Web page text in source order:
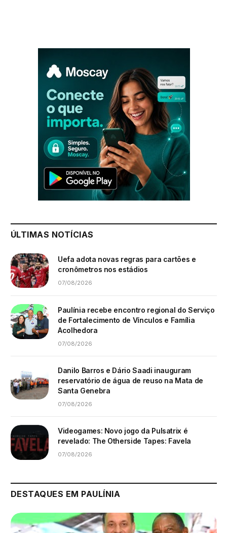
ÚLTIMAS NOTÍCIAS
Uefa adota novas regras para cartões e
cronômetros nos estádios
07/08/2026
Paulínia recebe encontro regional do Serviço
de Fortalecimento de Vínculos e Família
Acolhedora
07/08/2026
Danilo Barros e Dário Saadi inauguram
reservatório de água de reuso na Mata de
Santa Genebra
07/08/2026
Videogames: Novo jogo da Pulsatrix é
revelado: The Otherside Tapes: Favela
07/08/2026
DESTAQUES EM PAULÍNIA